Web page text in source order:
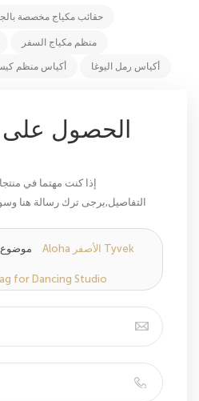
حقائب مكياج مخصصة
منظم مكياج السفر
أكياس منظم أكياس رمل اليوغا
الحصول
إذا كنت مهتما في
التفاصيل,يرجى ترك رسالة هنا
for Dancing Studio